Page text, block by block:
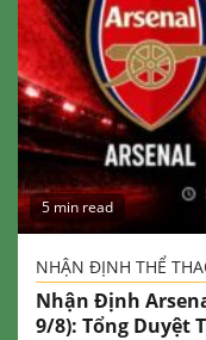
5 min read
NHẬN ĐỊNH THỂ
Nhận Định
9/8): Tổng Duyệt